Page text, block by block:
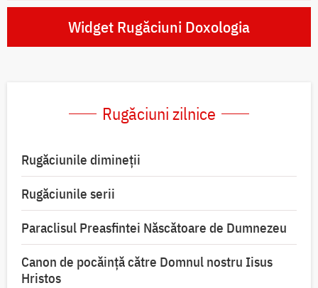
Widget Rugăciuni Doxologia
Rugăciuni zilnice
Rugăciunile dimineții
Rugăciunile serii
Paraclisul Preasfintei Născătoare de Dumnezeu
Canon de pocăință către Domnul nostru Iisus
Hristos